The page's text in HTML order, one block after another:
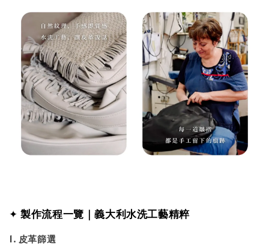
✦ 製作流程一覽｜義大利水洗工藝精粹
1. 皮革篩選